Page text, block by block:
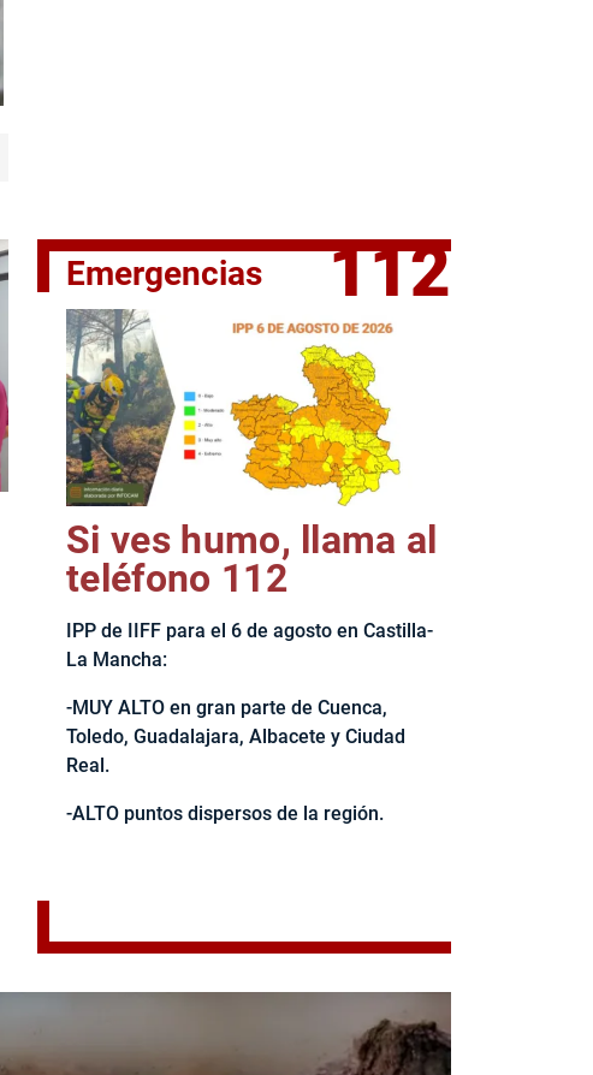
El jefe del Ejecutivo castellanomanchego, Emiliano García-
Emergencias 112
Si ves humo, llama al
teléfono 112
IPP de IIFF para el 6 de agosto en Castilla-
La Mancha:
-MUY ALTO en gran parte de Cuenca,
Toledo, Guadalajara, Albacete y Ciudad
Real.
-ALTO puntos dispersos de la región.